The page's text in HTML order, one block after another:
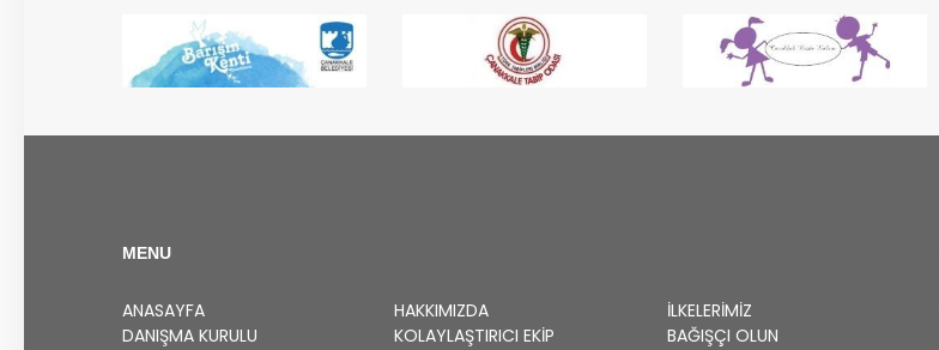
MENU
ANASAYFA HAKKIMIZDA
İLKELERIMIZ
DANIŞMA KURULU
KOLAYLAŞTIRICI EKIP
BAĞIŞÇI OLUN